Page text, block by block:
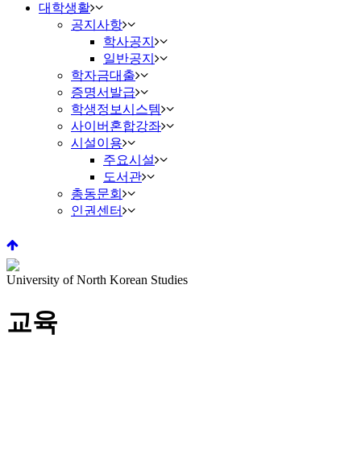
대학생활
공지사항
학사공지
일반공지
학자금대출
증명서발급
학생정보시스템
사이버혼합강좌
시설이용
주요시설
도서관
총동문회
인권센터
University of North Korean Studies
교육